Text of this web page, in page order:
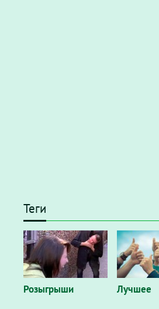
Теги
Розыгрыши Лучшее